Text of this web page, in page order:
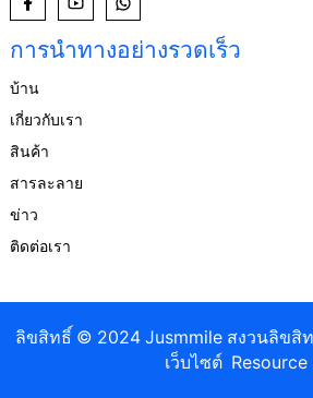
การนำทางอย่างรวดเร็ว
บ้าน
เกี่ยวกับเรา
สินค้า
สารละลาย
ข่าว
ติดต่อเรา
ลิขสิทธิ์ © 2024 Jusmmile สงวนลิขสิ
เว็บไซต์ Resource